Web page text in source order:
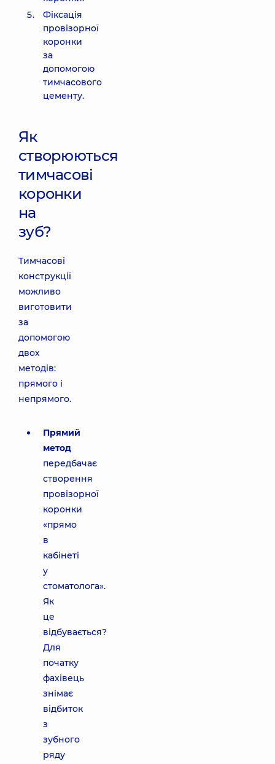
Фіксація
провізорної
коронки
за
допомогою
тимчасового
цементу.
Як
створюються
тимчасові
коронки
на
зуб?
Тимчасові
конструкції
можливо
виготовити
за
допомогою
двох
методів:
прямого і
непрямого.
Прямий
метод
передбачає
створення
провізорної
коронки
«прямо
в
кабінеті
у
стоматолога».
Як
це
відбувається?
Для
початку
фахівець
знімає
відбиток
з
зубного
ряду